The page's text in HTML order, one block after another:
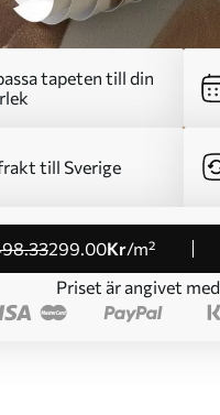
tapeten till din
till Sverige
.33299.00Kr/m²
Priset är angivet med